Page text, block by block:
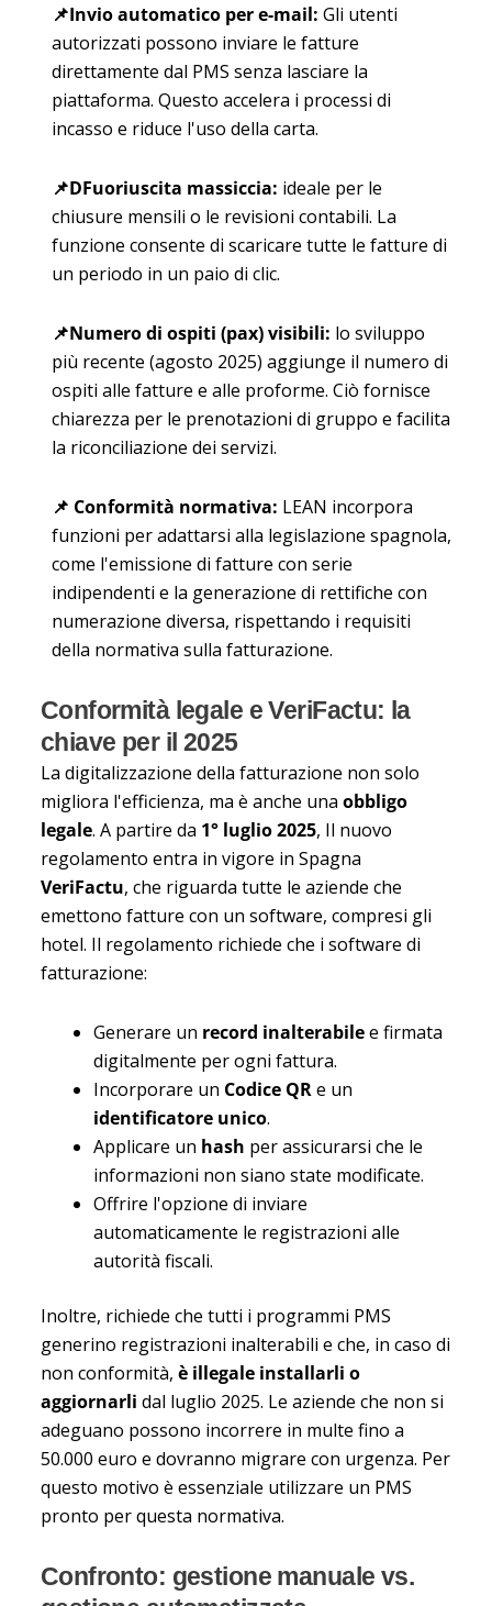
📌Invio automatico per e-mail: Gli utenti
autorizzati possono inviare le fatture
direttamente dal PMS senza lasciare la
piattaforma. Questo accelera i processi di
incasso e riduce l'uso della carta.
📌DFuoriuscita massiccia: ideale per le
chiusure mensili o le revisioni contabili. La
funzione consente di scaricare tutte le fatture di
un periodo in un paio di clic.
📌Numero di ospiti (pax) visibili: lo sviluppo
più recente (agosto 2025) aggiunge il numero di
ospiti alle fatture e alle proforme. Ciò fornisce
chiarezza per le prenotazioni di gruppo e facilita
la riconciliazione dei servizi.
📌 Conformità normativa: LEAN incorpora
funzioni per adattarsi alla legislazione spagnola,
come l'emissione di fatture con serie
indipendenti e la generazione di rettifiche con
numerazione diversa, rispettando i requisiti
della normativa sulla fatturazione.
Conformità legale e VeriFactu: la
chiave per il 2025
La digitalizzazione della fatturazione non solo
migliora l'efficienza, ma è anche una obbligo
legale. A partire da 1° luglio 2025, Il nuovo
regolamento entra in vigore in Spagna
VeriFactu, che riguarda tutte le aziende che
emettono fatture con un software, compresi gli
hotel. Il regolamento richiede che i software di
fatturazione:
Generare un record inalterabilee firmata
digitalmente per ogni fattura.
Incorporare un Codice QRe un
identificatore unico.
Applicare un hash per assicurarsi che le
informazioni non siano state modificate.
Offrire l'opzione di inviare
automaticamente le registrazioni alle
autorità fiscali.
Inoltre, richiede che tutti i programmi PMS
generino registrazioni inalterabili e che, in caso di
non conformità, è illegale installarli o
aggiornarli dal luglio 2025. Le aziende che non si
adeguano possono incorrere in multe fino a
50.000 euro e dovranno migrare con urgenza. Per
questo motivo è essenziale utilizzare un PMS
pronto per questa normativa.
Confronto: gestione manuale vs.